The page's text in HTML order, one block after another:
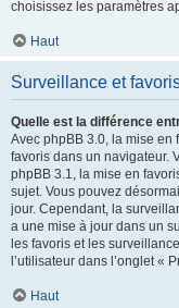
choisissez les paramètres
Haut
Surveillance et
Quelle est la différence
Avec phpBB 3.0, la mise en
favoris dans un navigateur.
phpBB 3.1, la mise en
sujet. Vous pouvez
jour. Cependant, la
a une mise à jour dans un
les favoris et les
l’utilisateur dans l’onglet «
Haut